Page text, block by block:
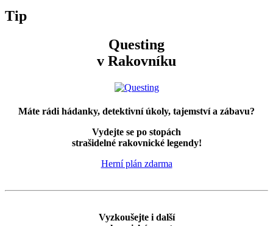
Tip
Questing
v Rakovníku
Máte rádi hádanky, detektivní úkoly, tajemství a zábavu?
Vydejte se po stopách
strašidelné rakovnické legendy!
Herní plán zdarma
Vyzkoušejte i další